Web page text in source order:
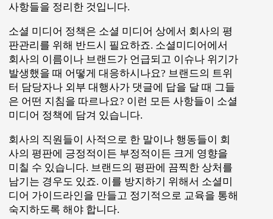
사항들을 정리한 것입니다.
소셜 미디어 정책은 소셜 미디어 상에서 회사의 평
판관리를 위해 반드시 필요하죠. 소셜미디어에서
회사의 이름이나 브랜드가 언급되고 이슈나 위기가
발생했을 때 어떻게 대응하시나요? 브랜드의 트위
터 담당자나 외부 대행사가 댓글에 답을 달 때 그들
은 어떤 지침을 따르나요? 이런 모든 사항들이 소셜
미디어 정책에 담겨 있습니다.
회사의 직원들이 사적으로 한 말이나 행동들이 회
사의 평판에 긍정적이든 부정적이든 크게 영향을
미칠 수 있습니다. 브랜드의 평판에 끔찍한 상처를
남기는 경우도 있죠. 이를 방지하기 위해서 소셜미
디어 가이드라인을 만들고 정기적으로 교육을 통해
숙지하도록 해야 합니다.